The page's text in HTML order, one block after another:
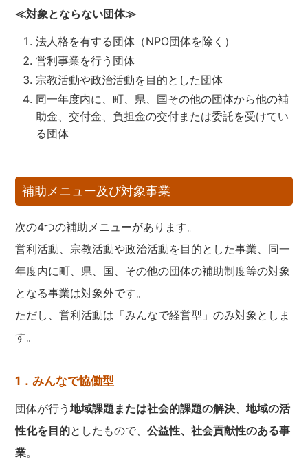
≪対象とならない団体≫
法人格を有する団体（NPO団体を除く）
営利事業を行う団体
宗教活動や政治活動を目的とした団体
同一年度内に、町、県、国その他の団体から他の補
助金、交付金、負担金の交付または委託を受けてい
る団体
補助メニュー及び対象事業
次の4つの補助メニューがあります。
営利活動、宗教活動や政治活動を目的とした事業、同一
年度内に町、県、国、その他の団体の補助制度等の対象
となる事業は対象外です。
ただし、営利活動は「みんなで経営型」のみ対象としま
す。
1．みんなで協働型
団体が行う地域課題または社会的課題の解決、地域の活
性化を目的としたもので、公益性、社会貢献性のある事
業。